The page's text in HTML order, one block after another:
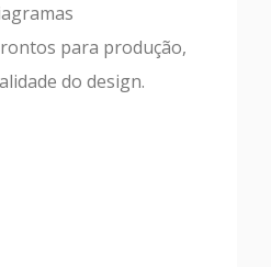
para produção,
do design.